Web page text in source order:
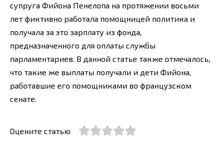
супруга Фийона Пенелопа на протяжении восьми
лет фиктивно работала помощницей политика и
получала за это зарплату из фонда,
предназначенного для оплаты службы
парламентариев. В данной статье также отмечалось,
что такие же выплаты получали и дети Фийона,
работавшие его помощниками во французском
сенате.
Оцените статью